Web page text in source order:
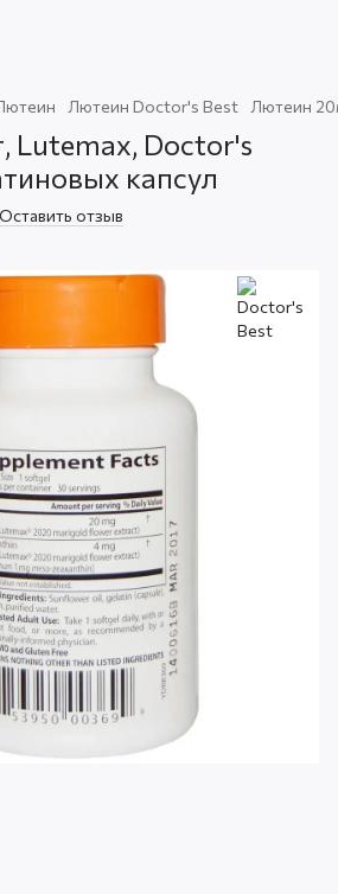
Лютеин Doctor's Best Лютеин
Lutemax, Doctor's
капсул
Оставить отзыв